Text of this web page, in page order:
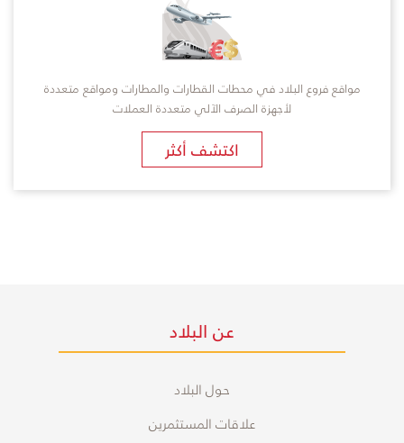
مواقع فروع البلاد في محطات القطارات والمطارات ومواقع متعددة
لأجهزة الصرف الآلي متعددة العملات
اكتشف أكثر
عن البلاد
حول البلاد
علاقات المستثمرين